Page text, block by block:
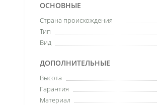
ОСНОВНЫЕ
Страна происхождения
Тип
Вид
ДОПОЛНИТЕЛЬНЫЕ
Высота
Гарантия
Материал